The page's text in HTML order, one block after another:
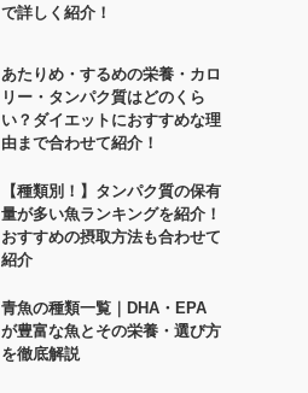
で詳しく紹介！
あたりめ・するめの栄養・カロ
リー・タンパク質はどのくら
い？ダイエットにおすすめな理
由まで合わせて紹介！
【種類別！】タンパク質の保有
量が多い魚ランキングを紹介！
おすすめの摂取方法も合わせて
紹介
青魚の種類一覧｜DHA・EPA
が豊富な魚とその栄養・選び方
を徹底解説